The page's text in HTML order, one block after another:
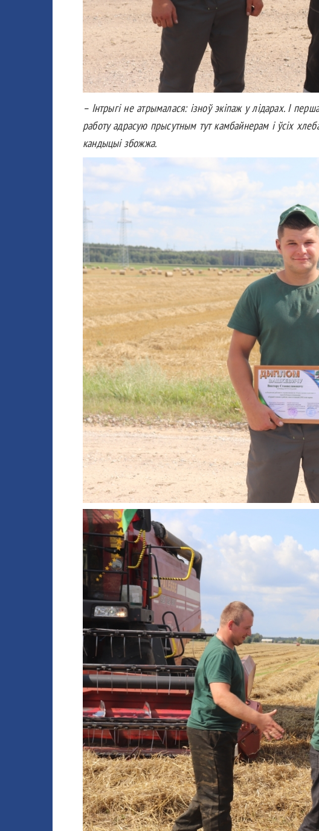
– Інтрыгі не атрымалася: ізноў экіпаж у лідарах. І
работу адрасую прысутным тут камбайнерам і ўсіх
кандыцыі збожжа.